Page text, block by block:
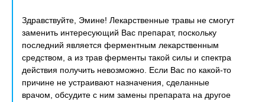
Здравствуйте, Эмине! Лекарственные травы не смогут
заменить интересующий Вас препарат, поскольку
последний является ферментным лекарственным
средством, а из трав ферменты такой силы и спектра
действия получить невозможно. Если Вас по какой-то
причине не устраивают назначения, сделанные
врачом, обсудите с ним замены препарата на другое